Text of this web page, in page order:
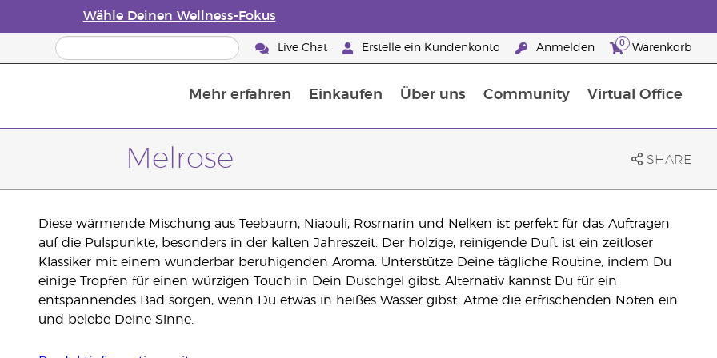
Wähle Deinen Wellness-Fokus
Live Chat Erstelle ein Kundenkonto Anmelden 0 Warenkorb
Mehr erfahren Einkaufen Über uns Community Virtual Office
Melrose SHARE
Diese wärmende Mischung aus Teebaum, Niaouli, Rosmarin und Nelken ist perfekt für das Auftragen
auf die Pulspunkte, besonders in der kalten Jahreszeit. Der holzige, reinigende Duft ist ein zeitloser
Klassiker mit einem wunderbar beruhigenden Aroma. Unterstütze Deine tägliche Routine, indem Du
einige Tropfen für einen würzigen Touch in Dein Duschgel gibst. Alternativ kannst Du für ein
entspannendes Bad sorgen, wenn Du etwas in heißes Wasser gibst. Atme die erfrischenden Noten ein
und belebe Deine Sinne.